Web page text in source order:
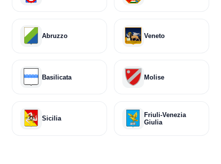
Abruzzo Veneto
Basilicata Molise
Sicilia
Friuli-Venezia
Giulia